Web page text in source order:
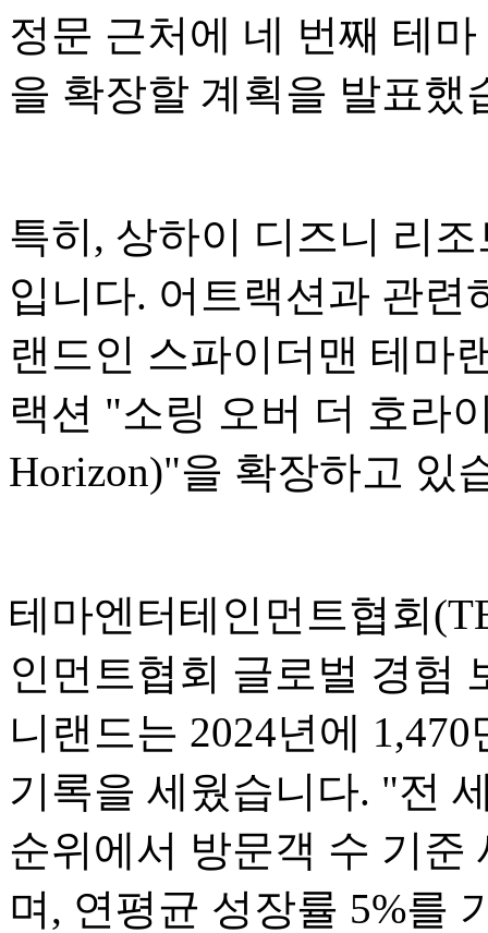
정문 근처에 네 번째 테
을 확장할 계획을 발표했
특히, 상하이 디즈니 리
입니다. 어트랙션과 관련
랜드인 스파이더맨 테마
랙션 "소링 오버 더 호라
Horizon)"을 확장하고 있
테마엔터테인먼트협회
인먼트협회 글로벌 경험
니랜드는 2024년에
기록을 세웠습니다. "전
순위에서 방문객 수 기준
며, 연평균 성장률 5%를